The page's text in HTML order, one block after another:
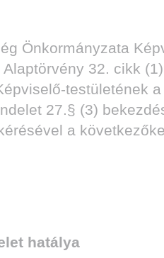
Önkormányzata
32. cikk
testületének
27.§ (3)
a
hatálya